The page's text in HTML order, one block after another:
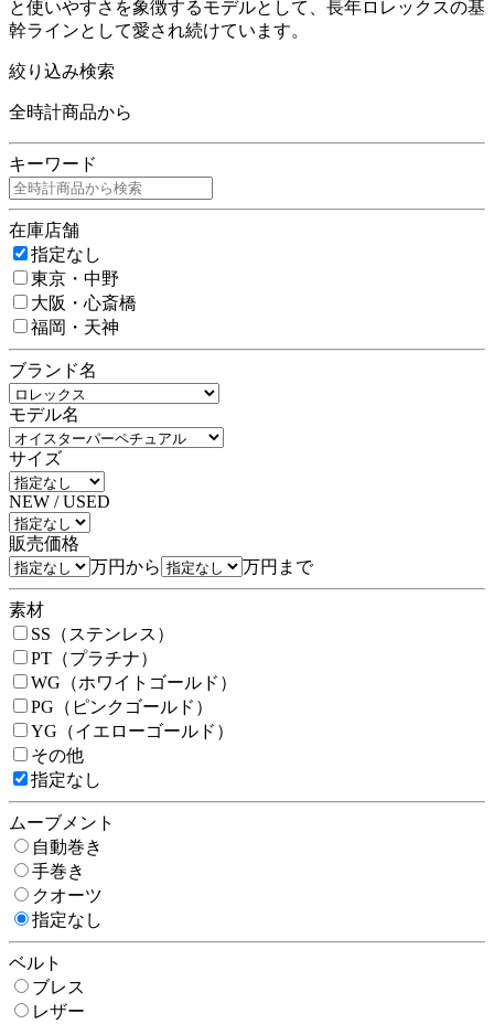
と使いやすさを象徴するモデルとして、長年ロレックスの基
幹ラインとして愛され続けています。
絞り込み検索
全時計商品から
キーワード
在庫店舗
指定なし
東京・中野
大阪・心斎橋
福岡・天神
ブランド名
モデル名
サイズ
NEW / USED
販売価格
万円から
万円まで
素材
SS（ステンレス）
PT（プラチナ）
WG（ホワイトゴールド）
PG（ピンクゴールド）
YG（イエローゴールド）
その他
指定なし
ムーブメント
自動巻き
手巻き
クオーツ
指定なし
ベルト
ブレス
レザー